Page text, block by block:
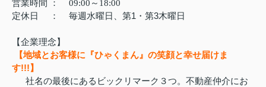
営業時間
： 09:00～18:00
定休日 ： 毎週水曜日、第1・第3木曜日
【企業理念】
【地域とお客様に『ひゃくまん』の笑顔と幸せ届けま
す!!!】
社名の最後にあるビックリマーク３つ。不動産仲介にお